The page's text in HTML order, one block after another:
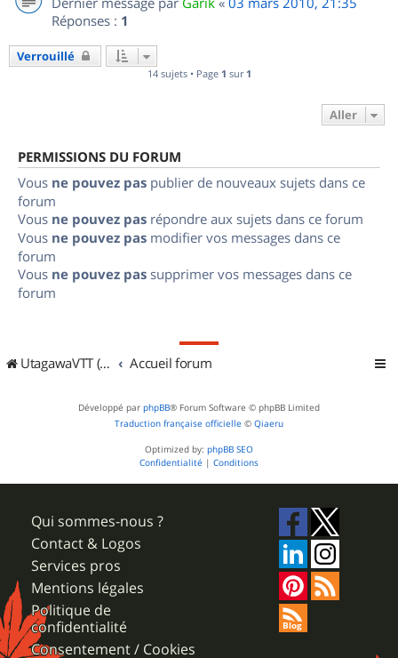
Réponses : 1
Verrouillé
14 sujets • Page 1 sur 1
Aller
PERMISSIONS DU FORUM
Vous ne pouvez pas publier de nouveaux sujets dans ce
forum
Vous ne pouvez pas répondre aux sujets dans ce forum
Vous ne pouvez pas modifier vos messages dans ce
forum
Vous ne pouvez pas supprimer vos messages dans ce
forum
UtagawaVTT (Randos VTT et VTTAE avec traces GPS) Accueil forum
Développé par phpBB® Forum Software © phpBB Limited
Traduction française officielle © Qiaeru
Optimized by: phpBB SEO
Confidentialité | Conditions
Qui sommes-nous ?
Contact & Logos
Services pros
Mentions légales
Politique de
confidentialité
Consentement / Cookies